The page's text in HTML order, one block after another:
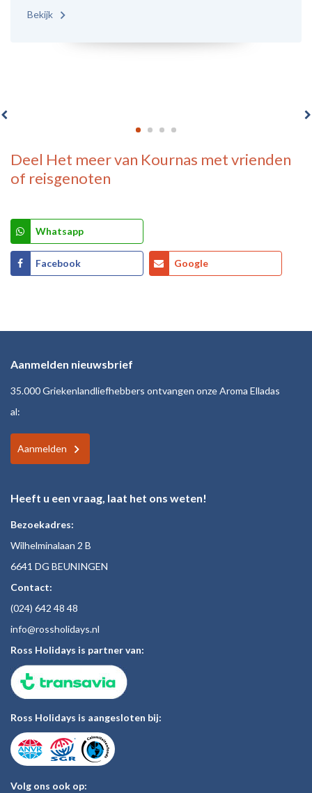
Bekijk
Deel Het meer van Kournas met vrienden
of reisgenoten
Whatsapp
Facebook Google
Aanmelden nieuwsbrief
35.000 Griekenlandliefhebbers ontvangen onze Aroma Elladas
al:
Aanmelden
Heeft u een vraag, laat het ons weten!
Bezoekadres:
Wilhelminalaan 2 B
6641 DG BEUNINGEN
Contact:
(024) 642 48 48
info@rossholidays.nl
Ross Holidays is partner van:
Ross Holidays is aangesloten bij:
Volg ons ook op: